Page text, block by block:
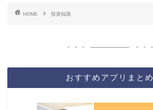
HOME 投資知識
おすすめアプリまとめ